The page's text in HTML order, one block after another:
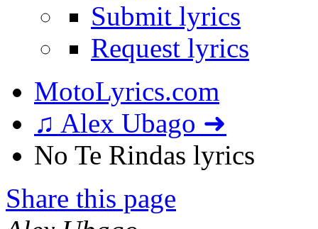
Submit lyrics
Request lyrics
MotoLyrics.com
♫ Alex Ubago ➜
No Te Rindas lyrics
Share this page